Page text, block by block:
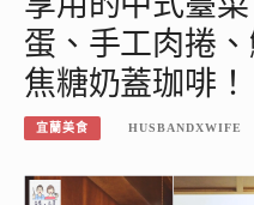
蛋、手工肉捲
焦糖奶蓋珈啡！
宜蘭美食 HUSBANDXWIFE